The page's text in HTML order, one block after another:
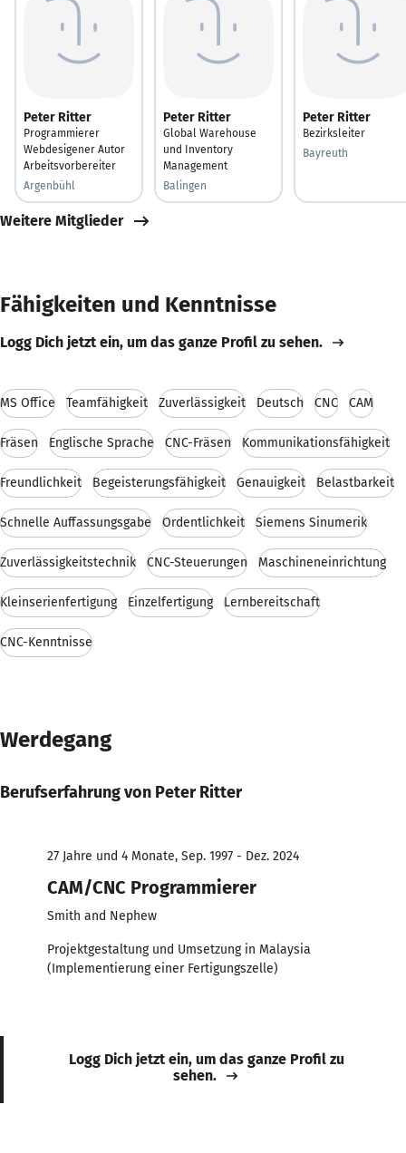
Peter Ritter
Programmierer
Webdesigener Autor
Arbeitsvorbereiter
Argenbühl
Peter Ritter
Global Warehouse
und Inventory
Management
Balingen
Peter Ritter
Bezirksleiter
Bayreuth
Weitere Mitglieder
Fähigkeiten und Kenntnisse
Logg Dich jetzt ein, um das ganze Profil zu sehen.
MS Office Teamfähigkeit Zuverlässigkeit Deutsch CNC CAM
Fräsen Englische Sprache CNC-Fräsen Kommunikationsfähigkeit
Freundlichkeit Begeisterungsfähigkeit Genauigkeit Belastbarkeit
Schnelle Auffassungsgabe Ordentlichkeit Siemens Sinumerik
Zuverlässigkeitstechnik CNC-Steuerungen Maschineneinrichtung
Kleinserienfertigung Einzelfertigung Lernbereitschaft
CNC-Kenntnisse
Werdegang
Berufserfahrung von Peter Ritter
27 Jahre und 4 Monate, Sep. 1997 - Dez. 2024
CAM/CNC Programmierer
Smith and Nephew
Projektgestaltung und Umsetzung in Malaysia
(Implementierung einer Fertigungszelle)
Logg Dich jetzt ein, um das ganze Profil zu
sehen.